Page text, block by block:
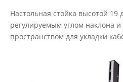
Настольная стойка высотой
регулируемым углом наклона
пространством для укладки